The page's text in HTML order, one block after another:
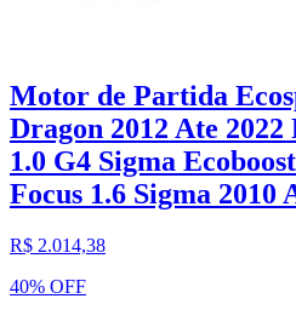
Motor de Partida
Dragon 2012 Ate 2022
1.0 G4 Sigma
Focus 1.6 Sigma 2010
R$ 2.014,38
40% OFF